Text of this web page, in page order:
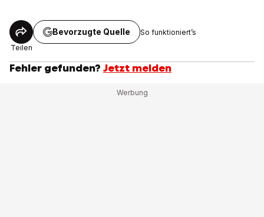
Teilen
Bevorzugte Quelle So funktioniert’s
Fehler gefunden? Jetzt melden